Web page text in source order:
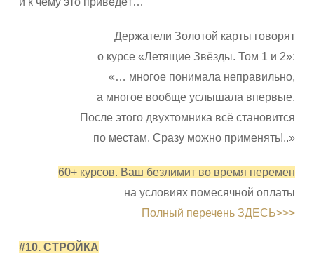
Держатели Золотой карты говорят
о курсе «Летящие Звёзды. Том 1 и 2»:
«… многое понимала неправильно,
а многое вообще услышала впервые.
После этого двухтомника всё становится
по местам. Сразу можно применять!..»
60+ курсов. Ваш безлимит во время перемен
на условиях помесячной оплаты
Полный перечень ЗДЕСЬ>>>
#10. СТРОЙКА